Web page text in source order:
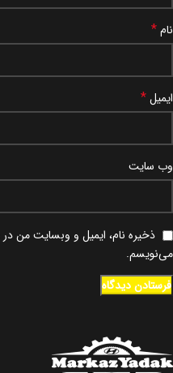
نام*
ایمیل*
وب‌ سایت
ذخیره نام، ایمیل و وبسایت من در
می‌نویسم.